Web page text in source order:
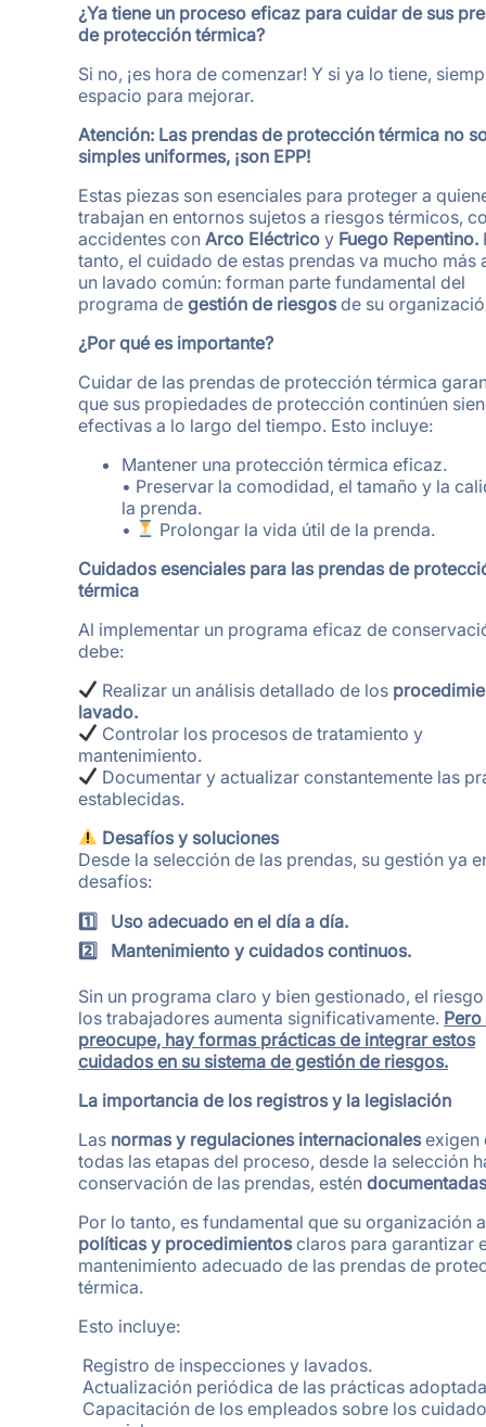
¿Ya tiene un proceso eficaz para cuidar de sus
de protección térmica?
Si no, ¡es hora de comenzar! Y si ya lo tiene,
espacio para mejorar.
Atención: Las prendas de protección térmica no
simples uniformes, ¡son EPP!
Estas piezas son esenciales para proteger a
trabajan en entornos sujetos a riesgos térmicos,
accidentes con Arco Eléctrico y Fuego Repentino.
tanto, el cuidado de estas prendas va mucho más
un lavado común: forman parte fundamental del
programa de gestión de riesgosde su
¿Por qué es importante?
Cuidar de las prendas de protección térmica
que sus propiedades de protección continúen
efectivas a lo largo del tiempo. Esto incluye:
Mantener una protección térmica eficaz.
• Preservar la comodidad, el tamaño y la
la prenda.
•
Prolongar la vida útil de la prenda.
Cuidados esenciales para las prendas de
térmica
Al implementar un programa eficaz de
debe:
Realizar un análisis detallado de los
lavado.
Controlar los procesos de tratamiento y
mantenimiento.
Documentar y actualizar constantemente las
establecidas.
Desafíos y soluciones
Desde la selección de las prendas, su gestión ya
desafíos:
1️
Uso adecuado en el día a día.
2️ Mantenimiento y cuidados continuos.
Sin un programa claro y bien gestionado, el
los trabajadores aumenta significativamente. Pero
preocupe, hay formas prácticas de integrar estos
cuidados en su sistema de gestión de riesgos.
La importancia de los registros y la legislación
Las normas y regulaciones internacionalesexigen
todas las etapas del proceso, desde la selección
conservación de las prendas, estén documentadas
Por lo tanto, es fundamental que su organización
políticas y procedimientosclaros para garantizar
mantenimiento adecuado de las prendas de
térmica.
Esto incluye:
️ Registro de inspecciones y lavados.
Actualización periódica de las prácticas
Capacitación de los empleados sobre los